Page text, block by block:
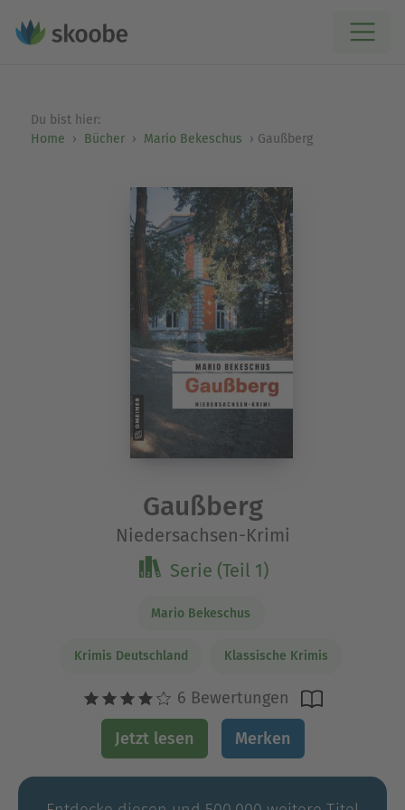
Du bist hier:
Home
Bücher Mario Bekeschus Gaußberg
Gaußberg
Niedersachsen-Krimi
Serie (Teil 1)
Mario Bekeschus
Krimis Deutschland Klassische Krimis
6 Bewertungen
Jetzt lesen Merken